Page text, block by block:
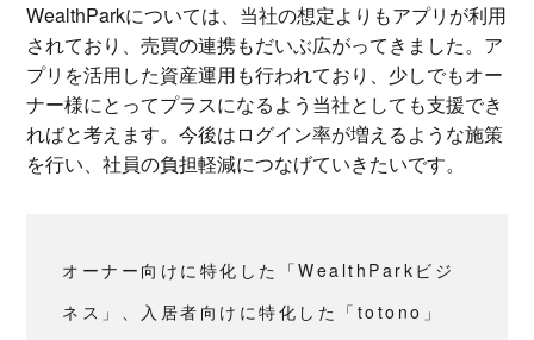
WealthParkについては、当社の想定よりもアプリが利用
されており、売買の連携もだいぶ広がってきました。ア
プリを活用した資産運用も行われており、少しでもオー
ナー様にとってプラスになるよう当社としても支援でき
ればと考えます。今後はログイン率が増えるような施策
を行い、社員の負担軽減につなげていきたいです。
オーナー向けに特化した「WealthParkビジ
ネス」、入居者向けに特化した「totono」